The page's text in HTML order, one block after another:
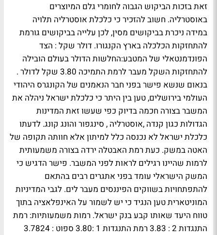
זאת בזכות הביקוש הגבוה לחומרי גלם המיוצרים
באוסטרליה. חשוב להזכיר כי כלכלת אוסטרליה תלויה
במידה ניכרת בביקושים מסין, לכן עלייה בביקושים גורמת
להתחזקות הכלכלה בארץ הקנגורו. דולר שקל : הצד
הפונדמנטאלי של המטבע:החלשות הדולר בעולם הובילה
להתחזקות השקל מעבר לרמת התמיכה 3.80 שקל לדולר .
בנאום שנשא פישר בפני חבר הנאמנים של הקונגרס היהודי
העולמי בירושלים, טען בין היתר כי כלכלת ישראל ניהלה את
המשבר בצורה חכמה בדיוק כפי שעשו זאת המדינות
הגדולות כגון קנדה ,אוסטרליה , סינגפור והונג קונג. לדעתו
כלכלת ישראל לא נכנסה כלל למיתון אלא חוותה תקופה של
האטה במשק. כעת רמת האבטלה ירדה בצורה משמעותית
לרמות שהיינו רגילים לראות לפני המשבר. פישר הדגיש כי
המשק הישראלי עומד בפני אתגרים רבים בהתאם
להתפתחויות בשווקים הפיננסים מעבר לים. לגבי המדיניות
המוניטארית טען הנגיד כי יש לשמור על האינפלאציה בתוך
טווח היעד שאותו קבע בנק ישראל. רמות משמעותיות: רמת
התנגדות 2 : 3.83 רמת התנגדות 1 :3.80 ספוט : 3.7824